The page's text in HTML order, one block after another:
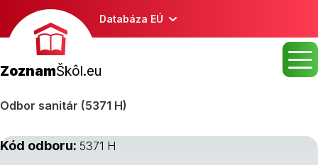
Databáza EÚ
ZoznamŠkôl.eu
Odbor sanitár (5371 H)
Kód odboru: 5371 H